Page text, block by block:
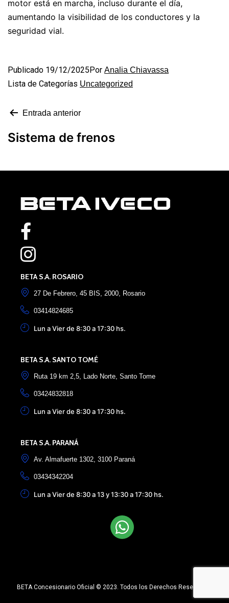
motor está en marcha, incluso durante el día,
aumentando la visibilidad de los conductores y la
seguridad vial.
Publicado 19/12/2025Por Analia Chiavassa
Lista de Categorías Uncategorized
Entrada anterior
Sistema de frenos
BETA S.A. ROSARIO
27 De Febrero, 45 BIS, 2000, Rosario
03414824685
Lun a Vier de 8:30 a 17:30 hs.
BETA S.A. SANTO TOMÉ
Ruta 19 km 2,5, Lado Norte, Santo Tome
03424832818
Lun a Vier de 8:30 a 17:30 hs.
BETA S.A. PARANÁ
Av. Almafuerte 1302, 3100 Paraná
03434342204
Lun a Vier de 8:30 a 13 y 13:30 a 17:30 hs.
BETA Concesionario Oficial © 2023. Todos los Derechos Reservados